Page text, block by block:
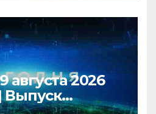
августа 2026
Выпуск
НТВ